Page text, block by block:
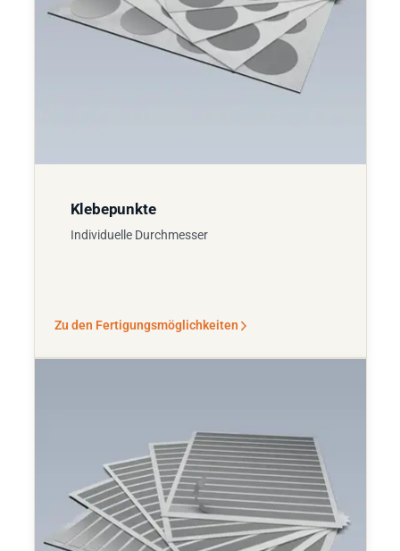
Klebepunkte
Individuelle Durchmesser
Zu den Fertigungsmöglichkeiten